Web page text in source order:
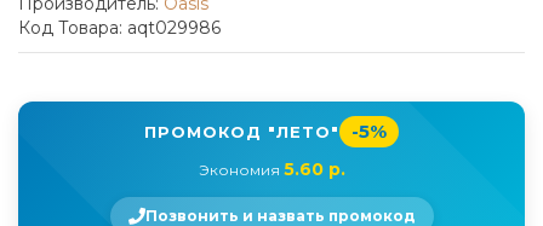
Код Товара: aqt029986
ПРОМОКОД "ЛЕТО" -5%
Экономия 5.60 р.
Позвонить и назвать промокод